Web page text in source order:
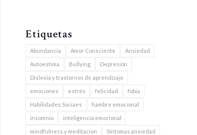
Etiquetas
Abundancia Amor Consciente Ansiedad
Autoestima Bullying Depresión
Dislexia y trastornos de aprendizaje
emociones estrés felicidad fobia
Habilidades Sociaes hambre emocional
insomnio inteligencia emocional
mindfulness y meditacion Síntomas ansiedad